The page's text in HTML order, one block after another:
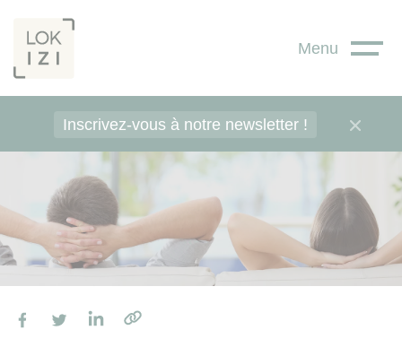
Menu
Inscrivez-vous à notre newsletter !
Facebook
TwitterLinkedIn